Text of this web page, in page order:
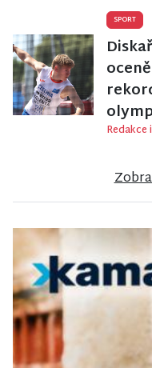
SPORT
Redakce